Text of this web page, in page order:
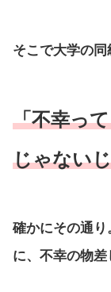
そこで大学の同
「不幸っ
じゃない
確かにその通り
に、不幸の物差